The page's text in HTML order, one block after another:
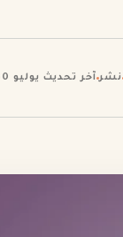
نشر آخر تحديث يوليو 30, 2026